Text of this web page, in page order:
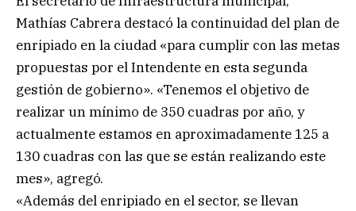
Mathías Cabrera destacó la continuidad del plan de
enripiado en la ciudad «para cumplir con las metas
propuestas por el Intendente en esta segunda
gestión de gobierno». «Tenemos el objetivo de
realizar un mínimo de 350 cuadras por año, y
actualmente estamos en aproximadamente 125 a
130 cuadras con las que se están realizando este
mes», agregó.
«Además del enripiado en el sector, se llevan